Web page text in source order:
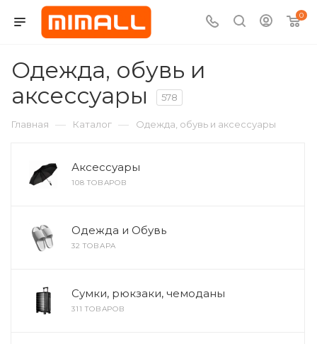
0
Одежда, обувь и
аксессуары
578
Главная — Каталог — Одежда, обувь и аксессуары
Аксессуары
108 ТОВАРОВ
Одежда и Обувь
32 ТОВАРА
Сумки, рюкзаки, чемоданы
311 ТОВАРОВ